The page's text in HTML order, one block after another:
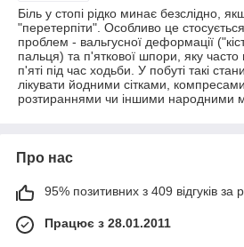
Біль у стопі рідко минає безслідно,
"перетерпіти". Особливо це
проблем - вальгусної деформації
пальця) та п'яткової шпори, яку часто
п'яті під час ходьби. У побуті такі
лікувати йодними сітками,
розтираннями чи іншими народними
Про нас
95% позитивних з 409 відгуків за
Працює з 28.01.2011